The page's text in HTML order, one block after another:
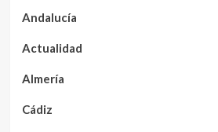
Andalucía
Actualidad
Almería
Cádiz